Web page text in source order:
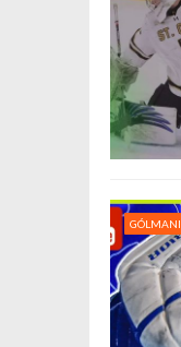
a
c
e
p
r
o
GÓLMANI